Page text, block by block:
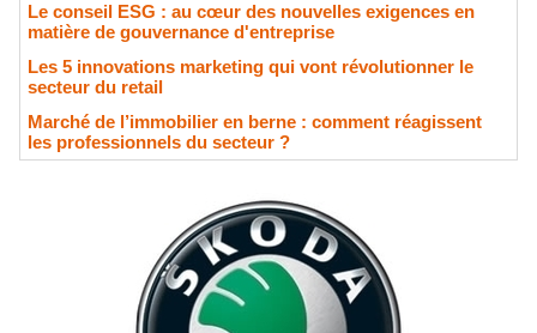
Le conseil ESG : au cœur des nouvelles exigences en
matière de gouvernance d'entreprise
Les 5 innovations marketing qui vont révolutionner le
secteur du retail
Marché de l’immobilier en berne : comment réagissent
les professionnels du secteur ?